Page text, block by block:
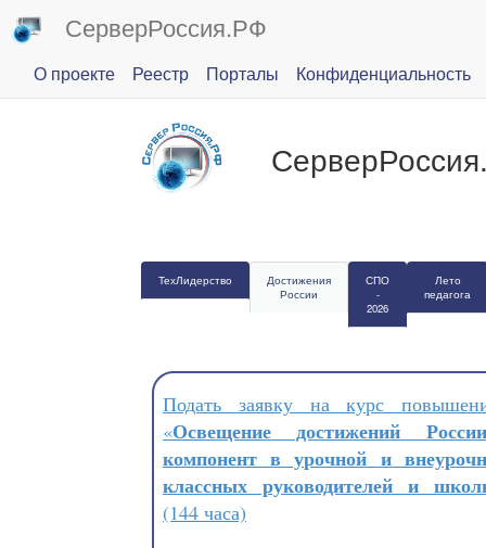
СерверРоссия.РФ
О проекте Реестр Порталы Конфиденциальность
ТехЛидерство
Достижения
России
СПО
-
2026
Лето
педагога
Подать заявку на курс
«Освещение достижений
компонент в урочной и
классных руководителей и
(144 часа)